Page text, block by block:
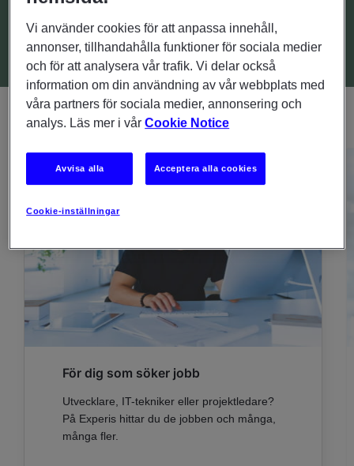
VÄGBESKRIVNING
För dig som söker jobb
Utvecklare, IT-tekniker eller projektledare?
På Experis hittar du de jobben och många,
många fler.
Vi använder cookies för att anpassa innehåll,
annonser, tillhandahålla funktioner för sociala medier
och för att analysera vår trafik. Vi delar också
information om din användning av vår webbplats med
våra partners för sociala medier, annonsering och
analys. Läs mer i vårCookie Notice
Cookie-inställningar
Avvisa alla Acceptera alla cookies